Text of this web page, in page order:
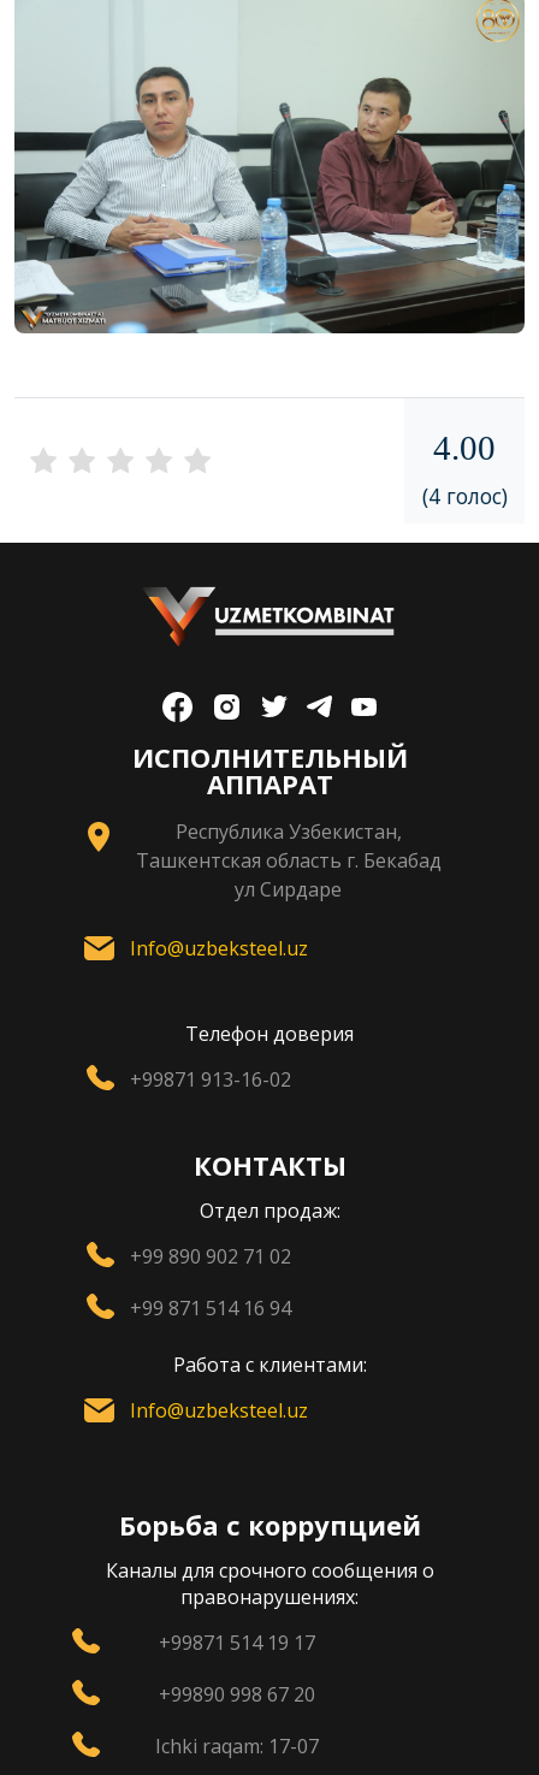
4.00
(4 голос)
ИСПОЛНИТЕЛЬНЫЙ
АППАРАТ
Республика Узбекистан,
Ташкентская область г. Бекабад
ул Сирдаре
Info@uzbeksteel.uz
Телефон доверия
+99871 913-16-02
КОНТАКТЫ
Отдел продаж:
+99 890 902 71 02
+99 871 514 16 94
Работа с клиентами:
Info@uzbeksteel.uz
Борьба с коррупцией
Каналы для срочного сообщения о
правонарушениях:
+99871 514 19 17
+99890 998 67 20
Ichki raqam: 17-07